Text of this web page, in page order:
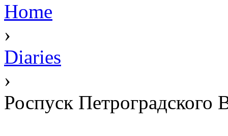
Home
›
Diaries
›
Роспуск